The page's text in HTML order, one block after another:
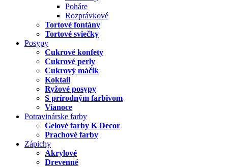
Poháre
Rozprávkové
Tortové fontány
Tortové sviečky
Posypy
Cukrové konfety
Cukrové perly
Cukrový máčik
Koktail
Ryžové posypy
S prírodným farbivom
Vianoce
Potravinárske farby
Gelové farby K Decor
Prachové farby
Zápichy
Akrylové
Drevenné